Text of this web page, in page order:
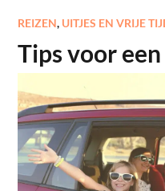
REIZEN, UITJES EN VRIJE
Tips voor